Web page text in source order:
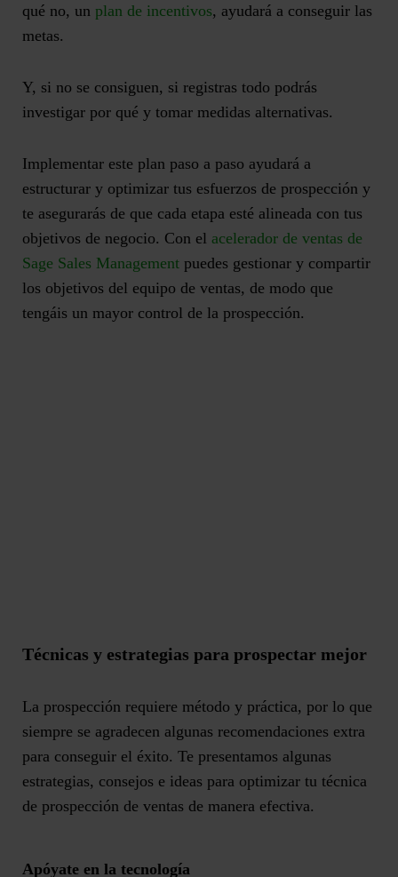
qué no, un plan de incentivos, ayudará a conseguir las
metas.
Y, si no se consiguen, si registras todo podrás
investigar por qué y tomar medidas alternativas.
Implementar este plan paso a paso ayudará a
estructurar y optimizar tus esfuerzos de prospección y
te asegurarás de que cada etapa esté alineada con tus
objetivos de negocio. Con el acelerador de ventas de
Sage Sales Management puedes gestionar y compartir
los objetivos del equipo de ventas, de modo que
tengáis un mayor control de la prospección.
Técnicas y estrategias para prospectar mejor
La prospección requiere método y práctica, por lo que
siempre se agradecen algunas recomendaciones extra
para conseguir el éxito. Te presentamos algunas
estrategias, consejos e ideas para optimizar tu técnica
de prospección de ventas de manera efectiva.
Apóyate en la tecnología